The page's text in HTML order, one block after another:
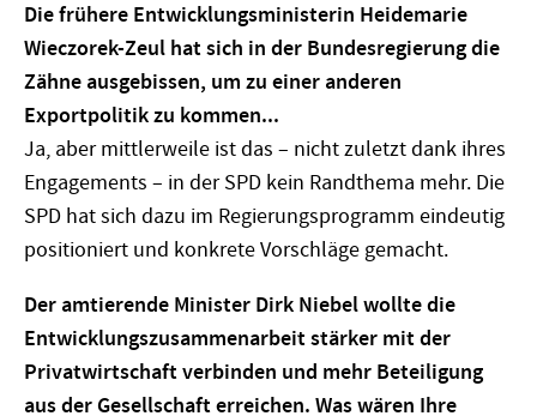
Die frühere Entwicklungsministerin Heidemarie
Wieczorek-Zeul hat sich in der Bundesregierung die
Zähne ausgebissen, um zu einer anderen
Exportpolitik zu kommen...
Ja, aber mittlerweile ist das – nicht zuletzt dank ihres
Engagements – in der SPD kein Randthema mehr. Die
SPD hat sich dazu im Regierungsprogramm eindeutig
positioniert und konkrete Vorschläge gemacht.
Der amtierende Minister Dirk Niebel wollte die
Entwicklungszusammenarbeit stärker mit der
Privatwirtschaft verbinden und mehr Beteiligung
aus der Gesellschaft erreichen. Was wären Ihre